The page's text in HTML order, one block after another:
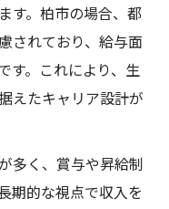
す。柏市の場合、都
されており、給与面
す。これにより、生
えたキャリア設計が
多く、賞与や昇給制
期的な視点で収入を